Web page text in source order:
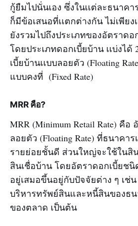
กู้ยืมไปนั่นเอง ซึ่งในเเต่ละธนาค
ก็มีข้อเสนอที่เเตกต่างกัน ไม่เพียง
ยังรวมไปถึงประเภทของอัตราดอ
โดยประเภทดอกเบี้ยบ้าน เเบ่งได้
เบี้ยบ้านเเบบลอยตัว (Floating
แบบคงที่ (Fixed Rate)
MRR คือ?
MRR (Minimum Retail Rate) คื
ลอยตัว (Floating Rate) ที่ธนาคา
รายย่อยชั้นดี ส่วนใหญ่จะใช้ในสิ
สินเชื่อบ้าน โดยอัตราดอกเบี้ยช
อยู่เสมอขึ้นอยู่กับปัจจัยต่าง ๆ เช่
บริหารทรัพย์สินและหนี้สินของธ
ของตลาด เป็นต้น